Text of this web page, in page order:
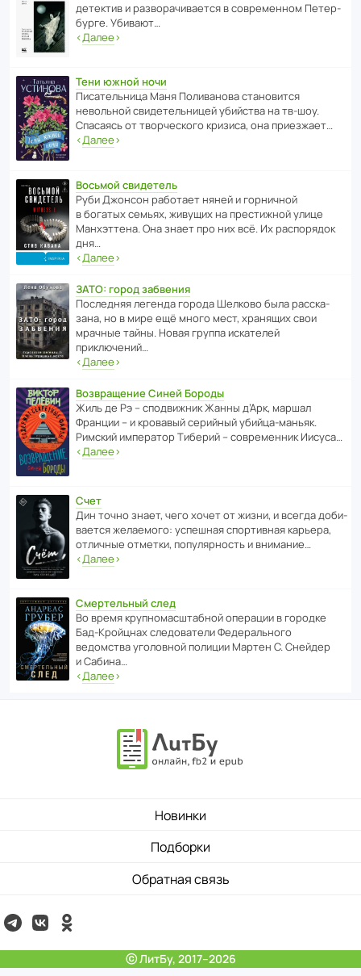
дете­ктив и разво­ра­чи­ва­ется в совре­менном Пете­р­
бурге. Убивают…
‹Далее›
Тени южной ночи
Писа­тель­ница Маня Поли­ва­нова стано­вится
невольной свиде­тель­ницей убийства на тв-шоу.
Спасаясь от твор­че­с­кого кризиса, она приезжает…
‹Далее›
Восьмой свидетель
Руби Джонсон рабо­тает няней и горни­чной
в богатых семьях, живущих на прес­ти­жной улице
Манх­эт­тена. Она знает про них всё. Их распо­рядок
дня…
‹Далее›
ЗАТО: город забвения
После­дняя легенда города Шелково была расска­
зана, но в мире ещё много мест, хранящих свои
мрачные тайны. Новая группа иска­телей
приключений…
‹Далее›
Возвращение Синей Бороды
Жиль де Рэ – спод­ви­жник Жанны д’Арк, маршал
Франции – и кровавый серийный убийца-маньяк.
Римский импе­ратор Тиберий – совре­менник Иисуса…
‹Далее›
Счет
Дин точно знает, чего хочет от жизни, и всегда доби­
ва­ется жела­е­мого: успе­шная спор­ти­вная карьера,
отли­чные отметки, попу­ля­р­ность и внимание…
‹Далее›
Смертельный след
Во время круп­но­мас­ш­та­бной операции в городке
Бад‑Крой­цнах следо­ва­тели Феде­раль­ного
ведомства уголо­вной полиции Мартен С. Снейдер
и Сабина…
‹Далее›
Новинки
Подборки
Обратная связь
ⓒ ЛитБу, 2017–2026